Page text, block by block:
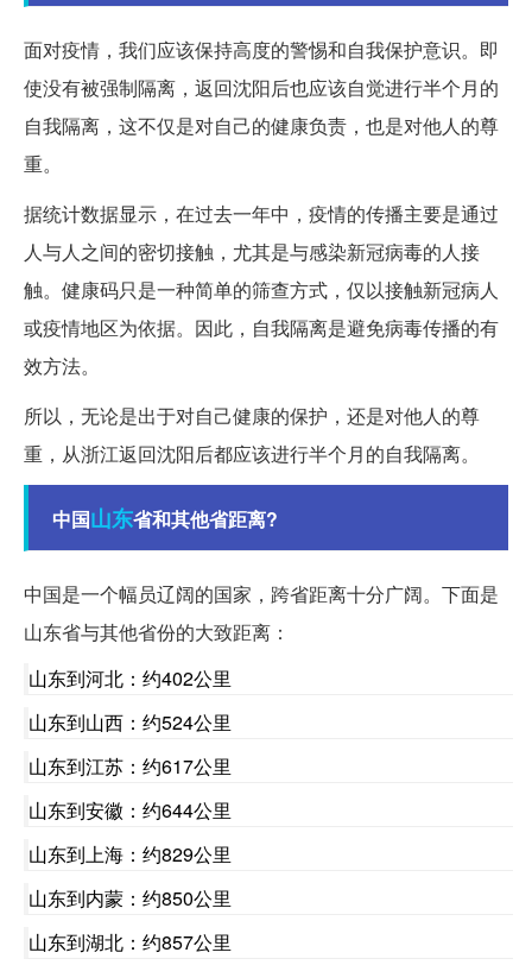
面对疫情，我们应该保持高度的警惕和自我保护意识。即
使没有被强制隔离，返回沈阳后也应该自觉进行半个月的
自我隔离，这不仅是对自己的健康负责，也是对他人的尊
重。
据统计数据显示，在过去一年中，疫情的传播主要是通过
人与人之间的密切接触，尤其是与感染新冠病毒的人接
触。健康码只是一种简单的筛查方式，仅以接触新冠病人
或疫情地区为依据。因此，自我隔离是避免病毒传播的有
效方法。
所以，无论是出于对自己健康的保护，还是对他人的尊
重，从浙江返回沈阳后都应该进行半个月的自我隔离。
中国山东省和其他省距离?
中国是一个幅员辽阔的国家，跨省距离十分广阔。下面是
山东省与其他省份的大致距离：
山东到河北：约402公里
山东到山西：约524公里
山东到江苏：约617公里
山东到安徽：约644公里
山东到上海：约829公里
山东到内蒙：约850公里
山东到湖北：约857公里